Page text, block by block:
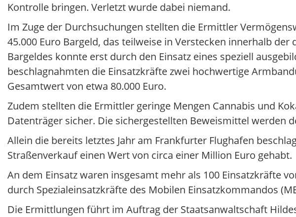
Kontrolle bringen. Verletzt wurde dabei niemand.
Im Zuge der Durchsuchungen stellten die Ermittler
45.000 Euro Bargeld, das teilweise in Verstecken innerhalb
Bargeldes konnte erst durch den Einsatz eines speziell
beschlagnahmten die Einsatzkräfte zwei hochwertige
Gesamtwert von etwa 80.000 Euro.
Zudem stellten die Ermittler geringe Mengen Cannabis und
Datenträger sicher. Die sichergestellten Beweismittel werden
Allein die bereits letztes Jahr am Frankfurter Flughafen
Straßenverkauf einen Wert von circa einer Million Euro gehabt.
An dem Einsatz waren insgesamt mehr als 100 Einsatzkräfte
durch Spezialeinsatzkräfte des Mobilen Einsatzkommandos
Die Ermittlungen führt im Auftrag der Staatsanwaltschaft